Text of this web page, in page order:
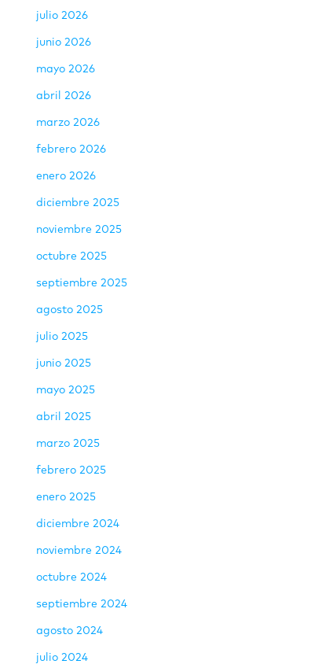
julio 2026
junio 2026
mayo 2026
abril 2026
marzo 2026
febrero 2026
enero 2026
diciembre 2025
noviembre 2025
octubre 2025
septiembre 2025
agosto 2025
julio 2025
junio 2025
mayo 2025
abril 2025
marzo 2025
febrero 2025
enero 2025
diciembre 2024
noviembre 2024
octubre 2024
septiembre 2024
agosto 2024
julio 2024